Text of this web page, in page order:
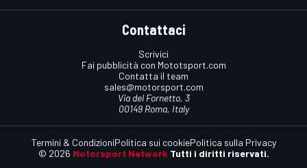
Contattaci
Scrivici
Fai pubblicità con Mototsport.com
Contatta il team
sales@motorsport.com
Via del Fornetto, 3
00149 Roma, Italy
© 2026 Motorsport Network Tutti i diritti riservati.
Termini & CondizioniPolitica sui cookiePolitica sulla Privacy